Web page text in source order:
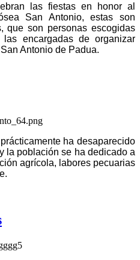
las fiestas en honor al
San Antonio, estas son
que son personas escogidas
encargadas de organizar
Antonio de Padua.
ha desaparecido
la población se ha dedicado a
agrícola, labores pecuarias